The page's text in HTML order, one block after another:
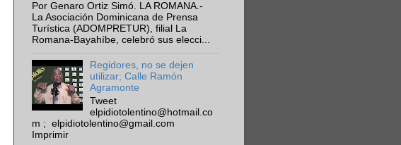
Por Genaro Ortiz Simó. LA ROMANA.-
La Asociación Dominicana de Prensa
Turística (ADOMPRETUR), filial La
Romana-Bayahíbe, celebró sus elecci...
Regidores, no se dejen
utilizar; Calle Ramón
Agramonte
Tweet
elpidiotolentino@hotmail.co
m ; elpidiotolentino@gmail.com
Imprimir